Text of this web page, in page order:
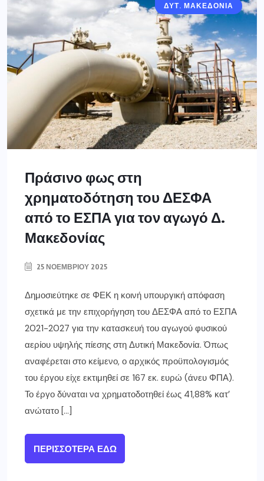
ΔΥΤ. ΜΑΚΕΔΟΝΙΑ
Πράσινο φως στη
χρηματοδότηση του ΔΕΣΦΑ
από το ΕΣΠΑ για τον αγωγό Δ.
Μακεδονίας
25 ΝΟΕΜΒΡΊΟΥ 2025
Δημοσιεύτηκε σε ΦΕΚ η κοινή υπουργική απόφαση
σχετικά με την επιχορήγηση του ΔΕΣΦΑ από το ΕΣΠΑ
2021-2027 για την κατασκευή του αγωγού φυσικού
αερίου υψηλής πίεσης στη Δυτική Μακεδονία. Όπως
αναφέρεται στο κείμενο, ο αρχικός προϋπολογισμός
του έργου είχε εκτιμηθεί σε 167 εκ. ευρώ (άνευ ΦΠΑ).
Το έργο δύναται να χρηματοδοτηθεί έως 41,88% κατ’
ανώτατο […]
ΠΕΡΙΣΣΌΤΕΡΑ ΕΔΏ